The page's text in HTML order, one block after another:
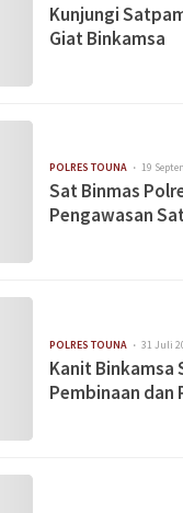
Kunjungi
Giat Binkamsa
POLRES TOUNA 19
Sat Binmas
Pengawasan
POLRES TOUNA 31 Juli
Kanit Binkamsa
Pembinaan dan